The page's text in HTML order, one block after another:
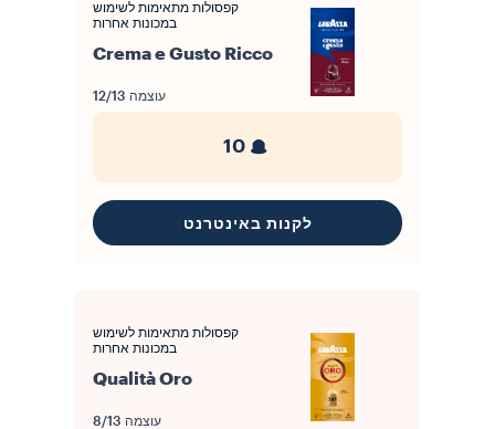
קפסולות מתאימות לשימוש
במכונות אחרות
Crema e Gusto Ricco
עוצמה 12/13
10
לקנות באינטרנט
קפסולות מתאימות לשימוש
במכונות אחרות
Qualità Oro
עוצמה 8/13